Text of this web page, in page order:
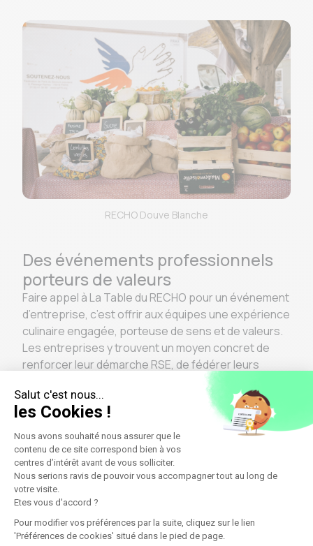
RECHO Douve Blanche
Des événements professionnels
porteurs de valeurs
Faire appel à La Table du RECHO pour un événement
d’entreprise, c’est offrir aux équipes une expérience
culinaire engagée, porteuse de sens et de valeurs.
Les entreprises y trouvent un moyen concret de
renforcer leur démarche RSE, de fédérer leurs
collaborateurs et de donner une nouvelle dimension
à leurs événements.
Au-delà du repas, Le RECHO propose une
expérience qui rassemble, inspire et crée du lien
durable, entre gastronomie, engagement social et
respect de l’environnement.
Le RECHO, acteur clé de la
gastronomie sociale en France
Aujourd’hui, Le RECHO et La Table du RECHO
incarnent une nouvelle façon de penser la